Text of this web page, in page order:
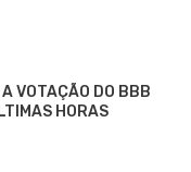
VOTAÇÃO DO BBB
HORAS